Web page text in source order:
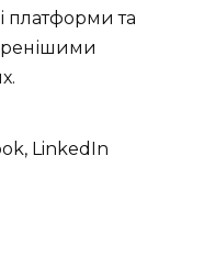
платформи та
LinkedIn